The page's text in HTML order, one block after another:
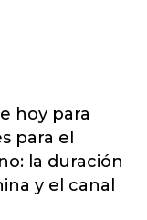
hoy para
para el
la duración
y el canal